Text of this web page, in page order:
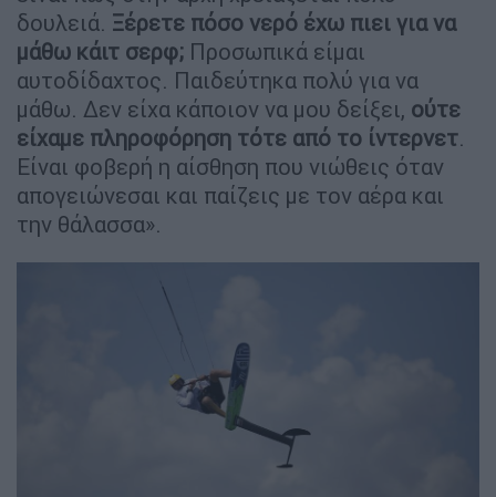
δουλειά. Ξέρετε πόσο νερό έχω πιει για να
μάθω κάιτ σερφ; Προσωπικά είμαι
αυτοδίδαχτος. Παιδεύτηκα πολύ για να
μάθω. Δεν είχα κάποιον να μου δείξει, ούτε
είχαμε πληροφόρηση τότε από το ίντερνετ.
Είναι φοβερή η αίσθηση που νιώθεις όταν
απογειώνεσαι και παίζεις με τον αέρα και
την θάλασσα».